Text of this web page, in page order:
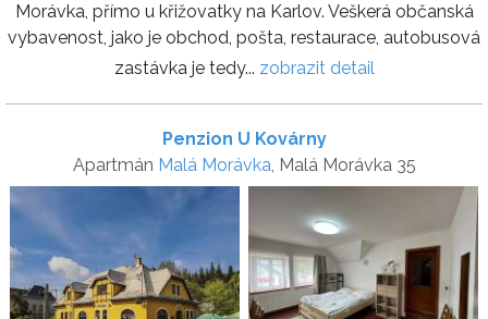
Morávka, přímo u křižovatky na Karlov. Veškerá občanská
vybavenost, jako je obchod, pošta, restaurace, autobusová
zastávka je tedy... zobrazit detail
Penzion U Kovárny
Apartmán Malá Morávka, Malá Morávka 35